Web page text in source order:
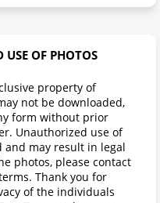
OF PHOTOS
property of
not be downloaded,
form without prior
Unauthorized use of
may result in legal
photos, please contact
Thank you for
of the individuals